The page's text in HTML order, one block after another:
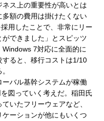
ス上の重要性が高いとは
額の費用は掛けたくない
用したことで、非常にリー
できました」とスピッツ
7対応に全面的に
ると、移行コストは1/10
バル基幹システムが稼働
図っていく考えだ。稲田氏
いたフリーウェアなど、
ーションが他にもいくつ